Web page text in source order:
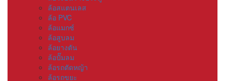
ล้อสแตนเลส
ล้อ PVC
ล้อแมกซ์
ล้อสูบลม
ล้อยางตัน
ล้อปั๊มลม
ล้อรถตัดหญ้า
ล้อรถขยะ